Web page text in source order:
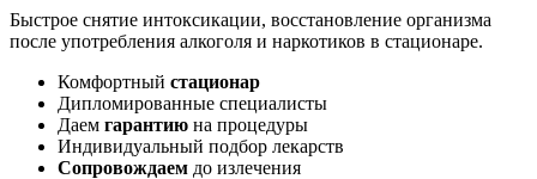
Быстрое снятие интоксикации, восстановление организма
после употребления алкоголя и наркотиков в стационаре.
Комфортный стационар
Дипломированные специалисты
Даем гарантию на процедуры
Индивидуальный подбор лекарств
Сопровождаем до излечения